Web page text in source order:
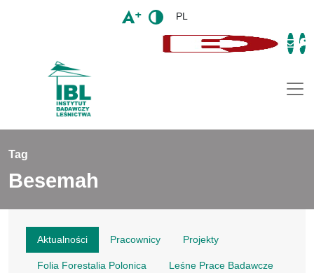
PL
Tag
Besemah
Aktualności Pracownicy Projekty
Folia Forestalia Polonica Leśne Prace Badawcze